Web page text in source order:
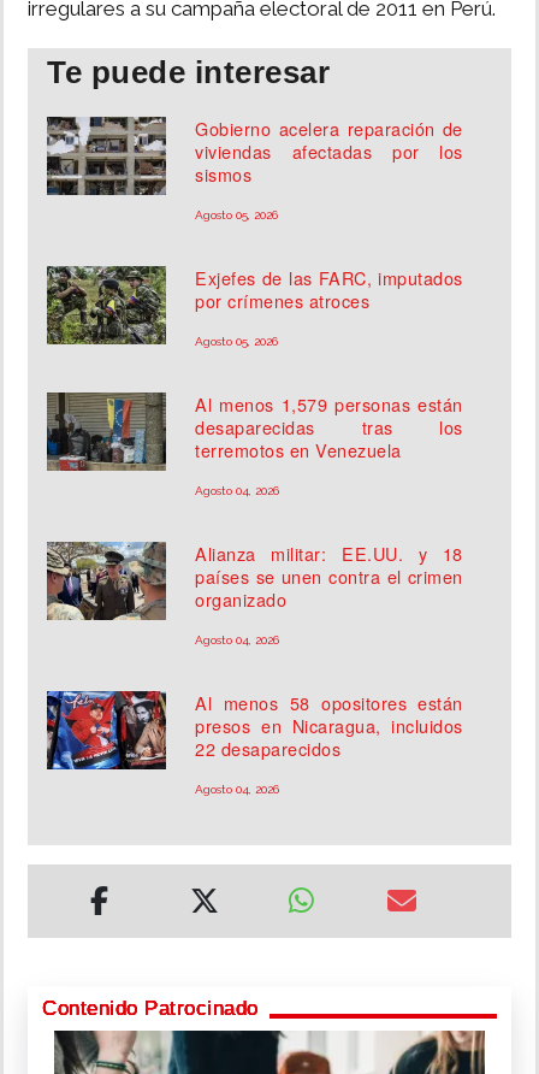
irregulares a su campaña electoral de 2011 en Perú.
Te puede interesar
Gobierno acelera reparación de
viviendas afectadas por los
sismos
Agosto 05, 2026
Exjefes de las FARC, imputados
por crímenes atroces
Agosto 05, 2026
Al menos 1,579 personas están
desaparecidas tras los
terremotos en Venezuela
Agosto 04, 2026
Alianza militar: EE.UU. y 18
países se unen contra el crimen
organizado
Agosto 04, 2026
Al menos 58 opositores están
presos en Nicaragua, incluidos
22 desaparecidos
Agosto 04, 2026
Contenido Patrocinado